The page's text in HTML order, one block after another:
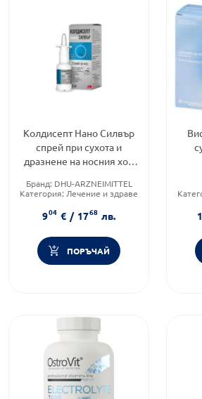
Колдисепт Нано Силвър
спрей при сухота и
дразнене на носния ход
Бранд: DHU-ARZNEIMITTEL
Категория: Лечение и здраве
904 € / 1768 лв.
ПОРЪЧАЙ